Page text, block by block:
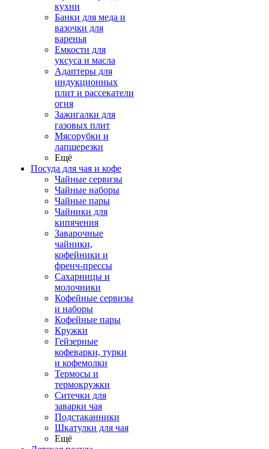
кухни
Банки для меда и
вазочки для
варенья
Емкости для
уксуса и масла
Адаптеры для
индукционных
плит и рассекатели
огня
Зажигалки для
газовых плит
Мясорубки и
лапшерезки
Ещё
Посуда для чая и кофе
Чайные сервизы
Чайные наборы
Чайные пары
Чайники для
кипячения
Заварочные
чайники,
кофейники и
френч-прессы
Сахарницы и
молочники
Кофейные сервизы
и наборы
Кофейные пары
Кружки
Гейзерные
кофеварки, турки
и кофемолки
Термосы и
термокружки
Ситечки для
заварки чая
Подстаканники
Шкатулки для чая
Ещё